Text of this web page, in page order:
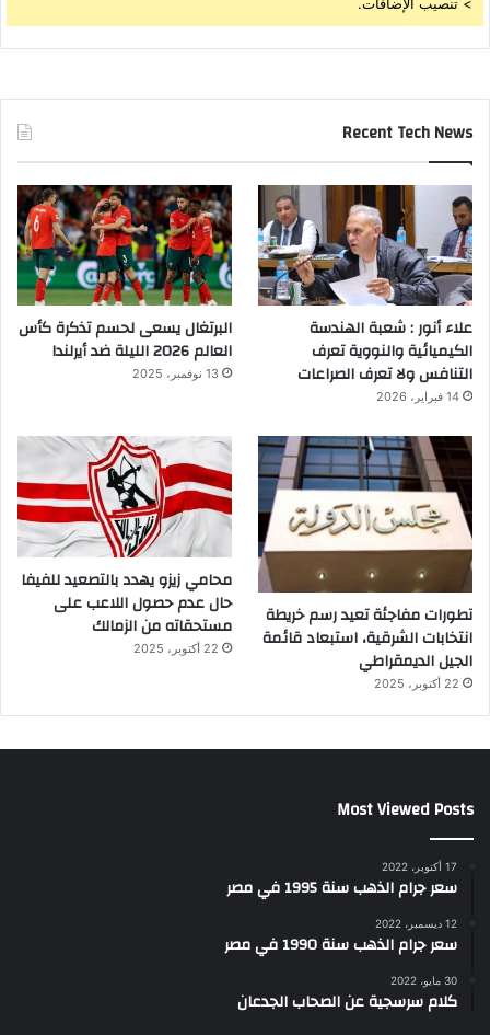
Recent Tech News
علاء أنور : شعبة الهندسة
الكيميائية والنووية تعرف
التنافس ولا تعرف الصراعات
14 فبراير، 2026
البرتغال يسعى لحسم تذكرة كأس
العالم 2026 الليلة ضد أيرلندا
13 نوفمبر، 2025
تطورات مفاجئة تعيد رسم خريطة
انتخابات الشرقية، استبعاد قائمة
الجيل الديمقراطي
22 أكتوبر، 2025
محامي زيزو يهدد بالتصعيد للفيفا
حال عدم حصول اللاعب على
مستحقاته من الزمالك
22 أكتوبر، 2025
Most Viewed Posts
17 أكتوبر، 2022
سعر جرام الذهب سنة 1995 في مصر
12 ديسمبر، 2022
سعر جرام الذهب سنة 1990 في مصر
30 مايو، 2022
كلام سرسجية عن الصحاب الجدعان